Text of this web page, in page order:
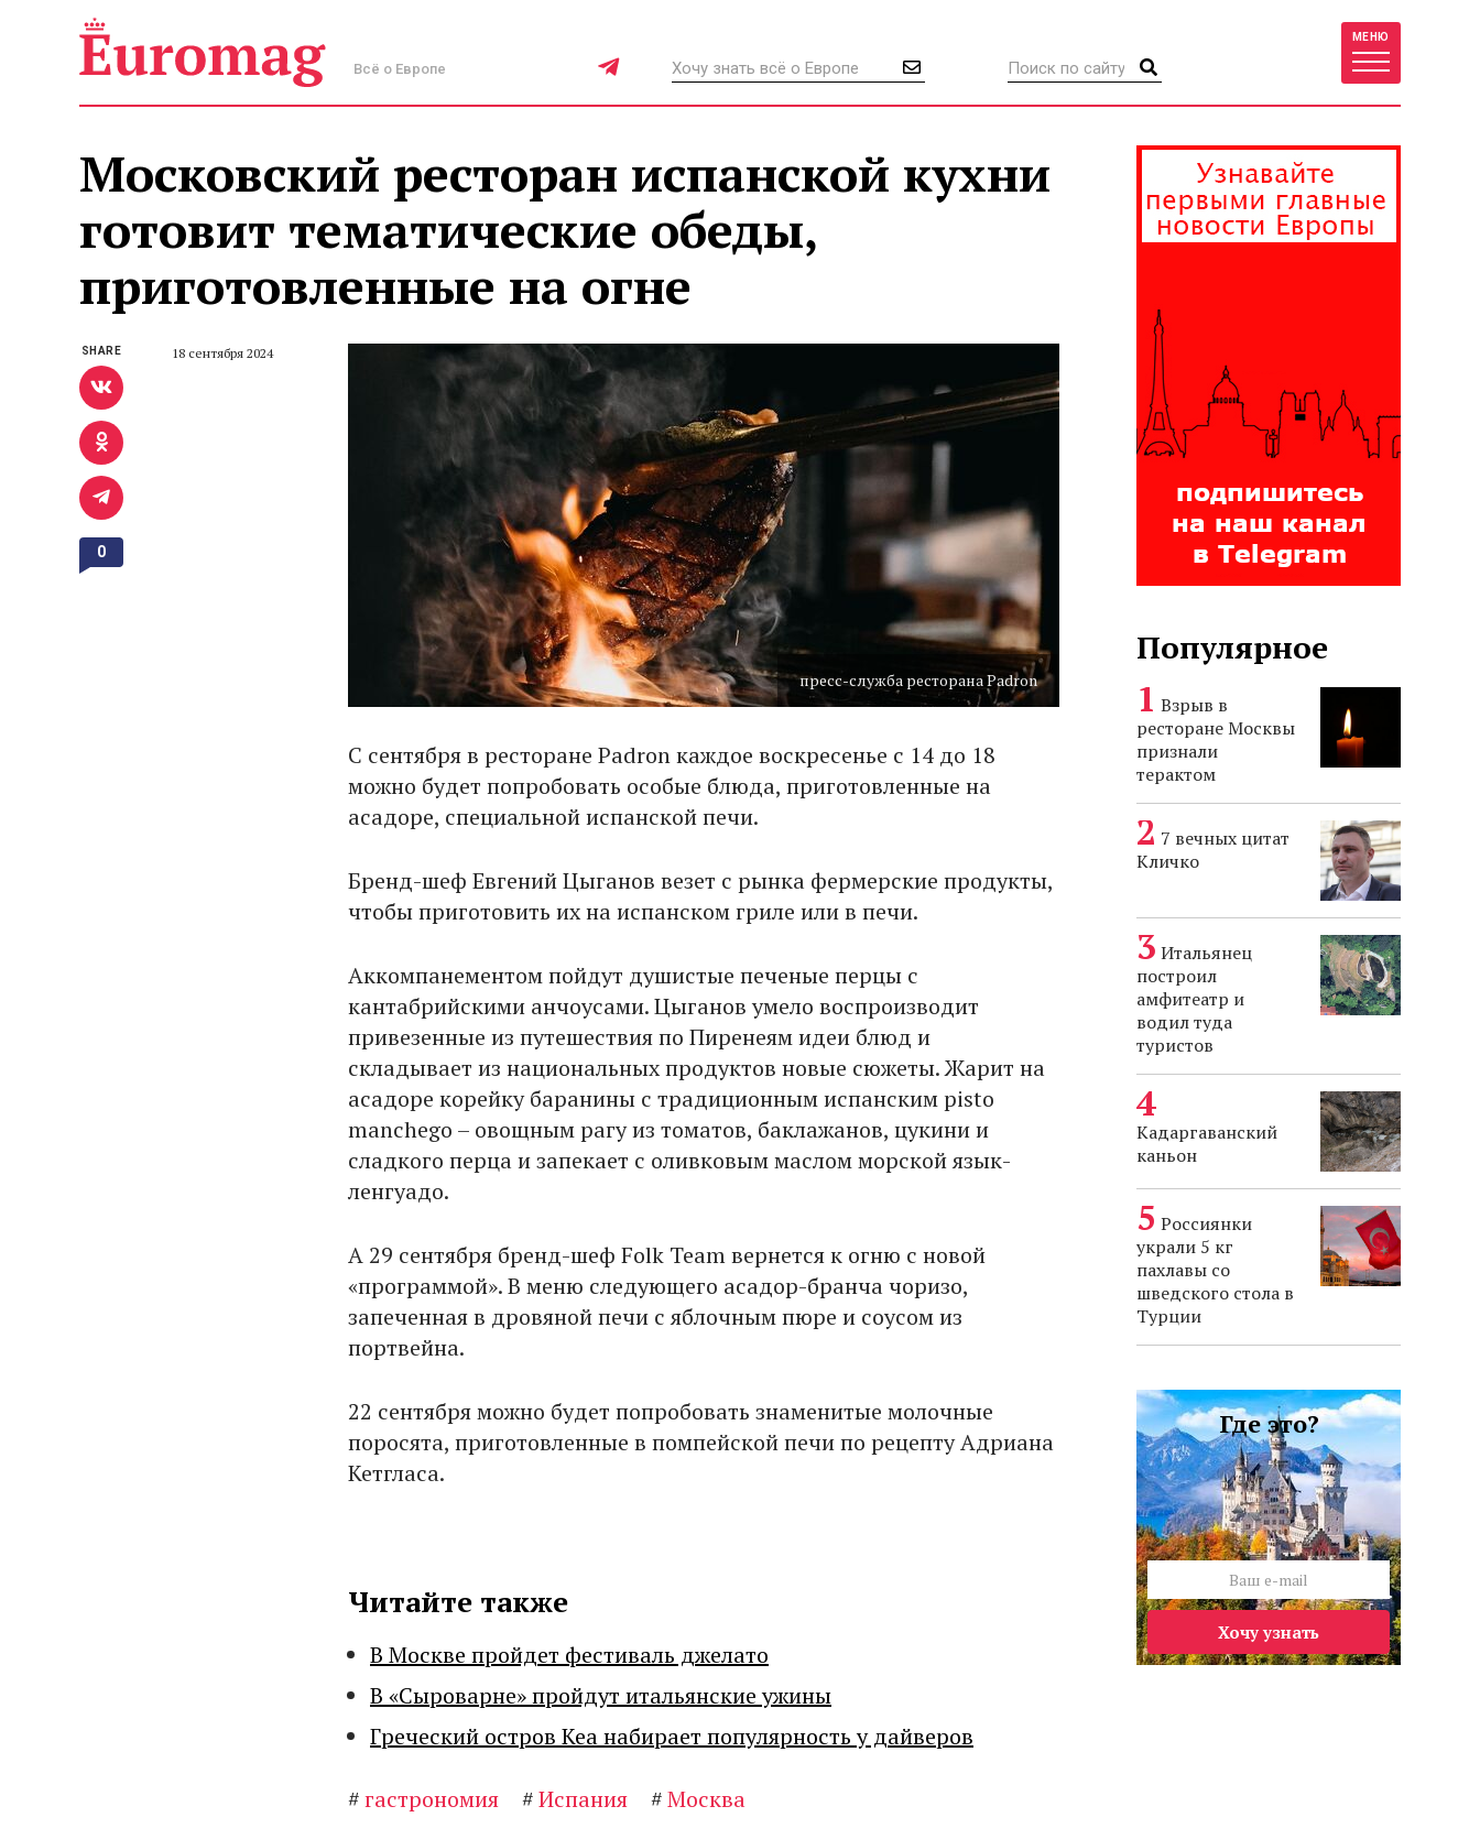
Всё о Европе
МЕНЮ
Московский ресторан испанской кухни
готовит тематические обеды,
приготовленные на огне
18 сентября 2024
пресс-служба ресторана Padron
С сентября в ресторане Padron каждое воскресенье с 14 до 18
можно будет попробовать особые блюда, приготовленные на
асадоре, специальной испанской печи.
Бренд-шеф Евгений Цыганов везет с рынка фермерские продукты,
чтобы приготовить их на испанском гриле или в печи.
Аккомпанементом пойдут душистые печеные перцы с
кантабрийскими анчоусами. Цыганов умело воспроизводит
привезенные из путешествия по Пиренеям идеи блюд и
складывает из национальных продуктов новые сюжеты. Жарит на
асадоре корейку баранины с традиционным испанским pisto
manchego – овощным рагу из томатов, баклажанов, цукини и
сладкого перца и запекает с оливковым маслом морской язык-
ленгуадо.
А 29 сентября бренд-шеф Folk Team вернется к огню с новой
«программой». В меню следующего асадор-бранча чоризо,
запеченная в дровяной печи с яблочным пюре и соусом из
портвейна.
22 сентября можно будет попробовать знаменитые молочные
поросята, приготовленные в помпейской печи по рецепту Адриана
Кетгласа.
Читайте также
В Москве пройдет фестиваль джелато
В «Сыроварне» пройдут итальянские ужины
Греческий остров Кеа набирает популярность у дайверов
#гастрономия #Испания #Москва
SHARE
0
Популярное
Взрыв в
ресторане Москвы
признали
терактом
7 вечных цитат
Кличко
Итальянец
построил
амфитеатр и
водил туда
туристов
Кадаргаванский
каньон
Россиянки
украли 5 кг
пахлавы со
шведского стола в
Турции
Где это?
Хочу узнать